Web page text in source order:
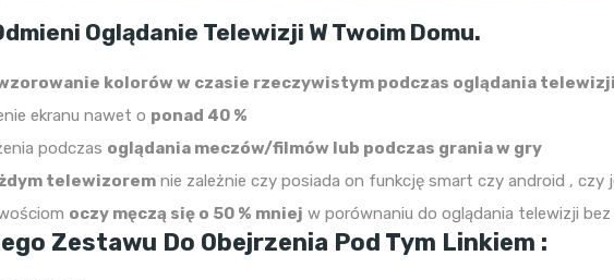
Oglądanie Telewizji W Twoim Domu.
kolorów w czasie rzeczywistym podczas oglądania
ekranu nawet o ponad 40 %
podczas oglądania meczów/filmów lub podczas grania w gry
telewizorem nie zależnie czy posiada on funkcję smart czy android ,
oczy męczą się o 50 % mniej w porównaniu do oglądania telewizji
Zestawu Do Obejrzenia Pod Tym Linkiem :